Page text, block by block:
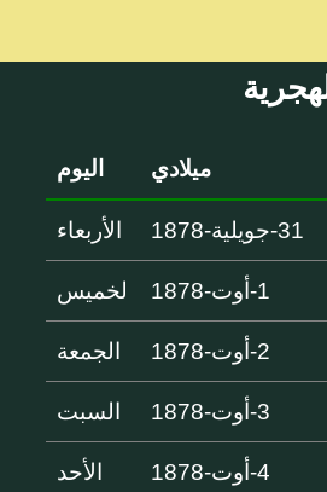
ميلادي اليوم
31-جويلية-1878 الأربعاء
1-أوت-1878 لخميس
2-أوت-1878 الجمعة
3-أوت-1878 السبت
4-أوت-1878 الأحد